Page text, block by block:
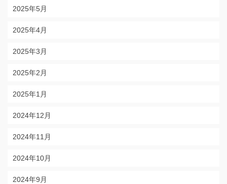
2025年5月
2025年4月
2025年3月
2025年2月
2025年1月
2024年12月
2024年11月
2024年10月
2024年9月